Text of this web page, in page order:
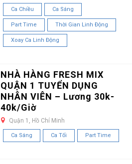
Ca Chiều Ca Sáng
Part Time Thời Gian Linh Động
Xoay Ca Linh Động
NHÀ HÀNG FRESH MIX
QUẬN 1 TUYỂN DỤNG
NHÂN VIÊN – Lương 30k-
40k/Giờ
Quận 1, Hồ Chí Minh
Ca Sáng Ca Tối Part Time